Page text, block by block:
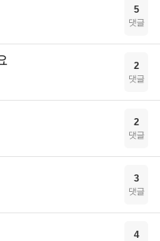
5
댓글
2
댓글
2
댓글
3
댓글
4